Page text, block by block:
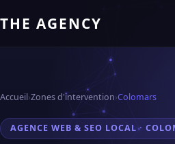
THE AGENCY
Accueil›Zones d'intervention›Colomars
AGENCE WEB & SEO LOCAL ·